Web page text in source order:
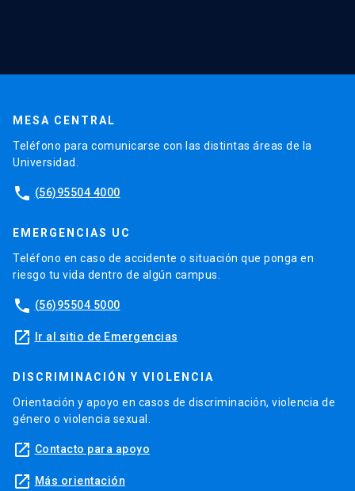
MESA CENTRAL
Teléfono para comunicarse con las distintas áreas de la
Universidad.
phone (56)95504 4000
EMERGENCIAS UC
Teléfono en caso de accidente o situación que ponga en
riesgo tu vida dentro de algún campus.
phone (56)95504 5000
launch Ir al sitio de Emergencias
DISCRIMINACIÓN Y VIOLENCIA
Orientación y apoyo en casos de discriminación, violencia de
género o violencia sexual.
launch Contacto para apoyo
launch Más orientación